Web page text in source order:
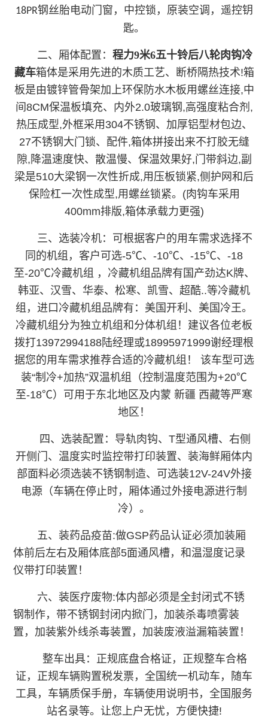
18PR钢丝胎电动门窗，中控锁，原装空调，遥控钥
匙。
二、厢体配置： 程力9米6五十铃后八轮肉钩冷
藏车箱体是采用先进的木质工艺、断桥隔热技术!箱
板是由镀锌管骨架加上环保防水木板用螺丝连接,中
间8CM保温板填充、内外2.0玻璃钢,高强度粘合剂,
热压成型,外框采用304不锈钢、加厚铝型材包边、
27不锈钢大门锁、配件,箱体拼接出来不打胶无缝
隙,降温速度快、散温慢、保温效果好,门带斜边,副
梁是510大梁钢一次性折成,用压板锁紧,侧护网和后
保险杠一次性成型,用螺丝锁紧。(肉钩车采用
400mm排版,箱体承载力更强)
三、选装冷机：可根据客户的用车需求选择不
同的机组，客户可选-5℃、-10℃、-15℃、-18
至-20℃冷藏机组 ，冷藏机组品牌有国产劲达K牌、
韩亚、汉雪、华泰、松寒、凯雪、超酷..等冷藏机
组，进口冷藏机组品牌有：美国开利、美国冷王。
冷藏机组分为独立机组和分体机组！建议各位老板
拨打13972994188陆经理或18995971999谢经理根
据您的用车需求推荐合适的冷藏机组！ 该车型可选
装“制冷+加热”双温机组（控制温度范围为+20℃
至-18℃）可用于东北地区及内蒙 新疆 西藏等严寒
地区！
四、选装配置：导轨肉钩、T型通风槽、右侧
开侧门、温度实时监控带打印装置、装海鲜厢体内
部面料必须选装不锈钢制造、可选装12V-24V外接
电源（车辆在停止时，厢体通过外接电源进行制
冷）。
五、装药品疫苗:做GSP药品认证必须加装厢
体前后左右及厢体底部5面通风槽，和温湿度记录
仪带打印装置！
六、装医疗废物:体内部必须是全封闭式不锈
钢制作，带不锈钢封闭内掀门，加装杀毒喷雾装
置，加装紫外线杀毒装置，加装废液溢漏箱装置！
整车出具：正规底盘合格证，正规整车合格
证，正规车辆购置税发票，全国统一机动车，随车
工具，车辆质保手册，车辆使用说明书，全国服务
站名录等。让您上户无忧，方便快捷!